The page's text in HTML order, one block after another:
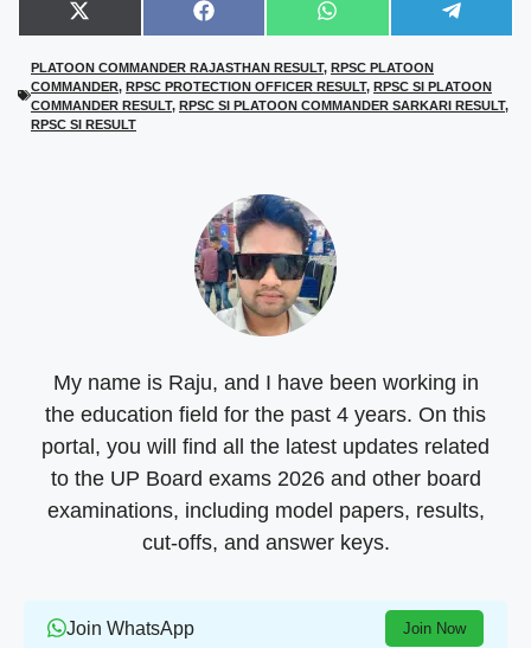
Share
on
X
(
w
i
t
t
Share
on
F
a
e
b
o
Share
on
W
h
t
s
A
Share
on
e
g
r
PLATOON COMMANDER RAJASTHAN RESULT, RPSC PLATOON
COMMANDER, RPSC PROTECTION OFFICER RESULT, RPSC SI PLATOON
COMMANDER RESULT, RPSC SI PLATOON COMMANDER SARKARI RESULT,
RPSC SI RESULT
My name is Raju, and I have been working in
the education field for the past 4 years. On this
portal, you will find all the latest updates related
to the UP Board exams 2026 and other board
examinations, including model papers, results,
cut-offs, and answer keys.
Join WhatsApp Join Now